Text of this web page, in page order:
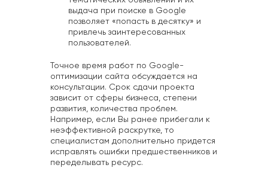
выдача при поиске в Google
позволяет «попасть в десятку» и
привлечь заинтересованных
пользователей.
Точное время работ по Google-
оптимизации сайта обсуждается на
консультации. Срок сдачи проекта
зависит от сферы бизнеса, степени
развития, количества проблем.
Например, если Вы ранее прибегали к
неэффективной раскрутке, то
специалистам дополнительно придется
исправлять ошибки предшественников и
переделывать ресурс.